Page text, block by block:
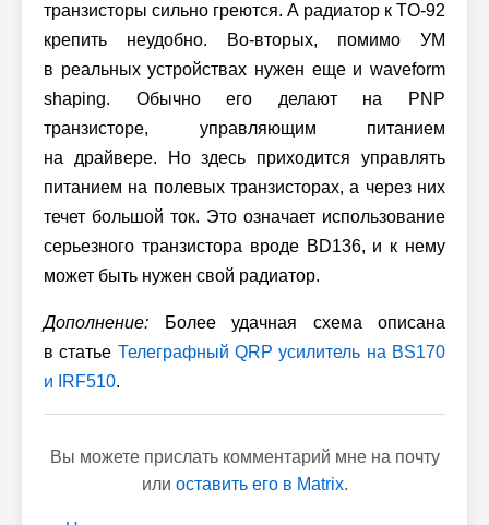
транзисторы сильно греются. А радиатор к TO-92
крепить неудобно.
Во-вторых, помимо УМ
в реальных устройствах нужен еще и waveform
shaping. Обычно его делают на PNP
транзисторе, управляющим питанием
на драйвере. Но здесь приходится управлять
питанием на полевых транзисторах, а через них
течет большой ток. Это означает использование
серьезного транзистора вроде BD136, и к нему
может быть нужен свой радиатор.
Дополнение: Более удачная схема описана
в статье Телеграфный QRP усилитель на BS170
и IRF510.
Вы можете прислать комментарий мне на почту
или оставить его в Matrix.